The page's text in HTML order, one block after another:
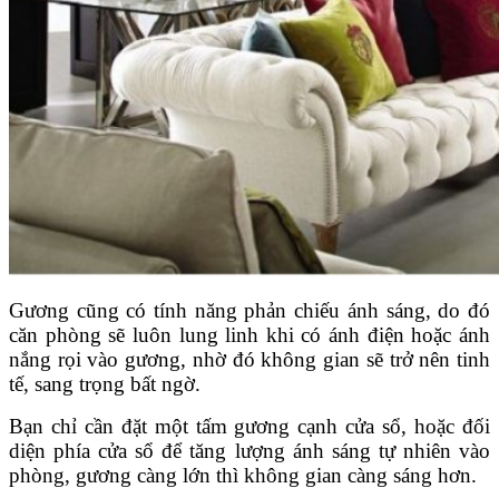
Gương cũng có tính năng phản chiếu ánh sáng, do đó
căn phòng sẽ luôn lung linh khi có ánh điện hoặc ánh
nắng rọi vào gương, nhờ đó không gian sẽ trở nên tinh
tế, sang trọng bất ngờ.
Bạn chỉ cần đặt một tấm gương cạnh cửa sổ, hoặc đối
diện phía cửa sổ để tăng lượng ánh sáng tự nhiên vào
phòng, gương càng lớn thì không gian càng sáng hơn.